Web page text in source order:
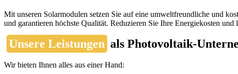
Mit unseren Solarmodulen setzen Sie auf eine umweltfreundliche und
und garantieren höchste Qualität. Reduzieren Sie Ihre Energiekosten
Unsere Leistungen als Photovoltaik-
Wir bieten Ihnen alles aus einer Hand: